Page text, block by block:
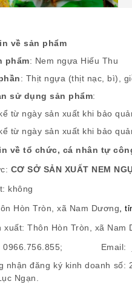
về sản phẩm
phẩm: Nem ngựa Hiếu Thu
: Thịt ngựa (thịt nạc, bì),
sử dụng sản phẩm:
từ ngày sản xuất khi bảo
từ ngày sản xuất khi bảo
về tổ chức, cá nhân tự
CƠ SỞ SẢN XUẤT NEM
không
Hòn Tròn ,xã Nam Dương
xuất:Thôn Hòn Tròn xã Nam
0966 .756.855; Email:
nhận đăng ký kinh doanh số:
Ngạn.